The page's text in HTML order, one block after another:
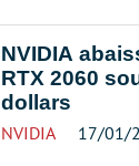
NVIDIA
RTX 2060
dollars
NVIDIA 17/01/